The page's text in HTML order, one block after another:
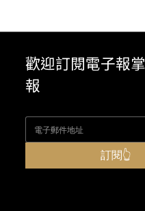
歡迎訂閱電子報
報
訂閱👆